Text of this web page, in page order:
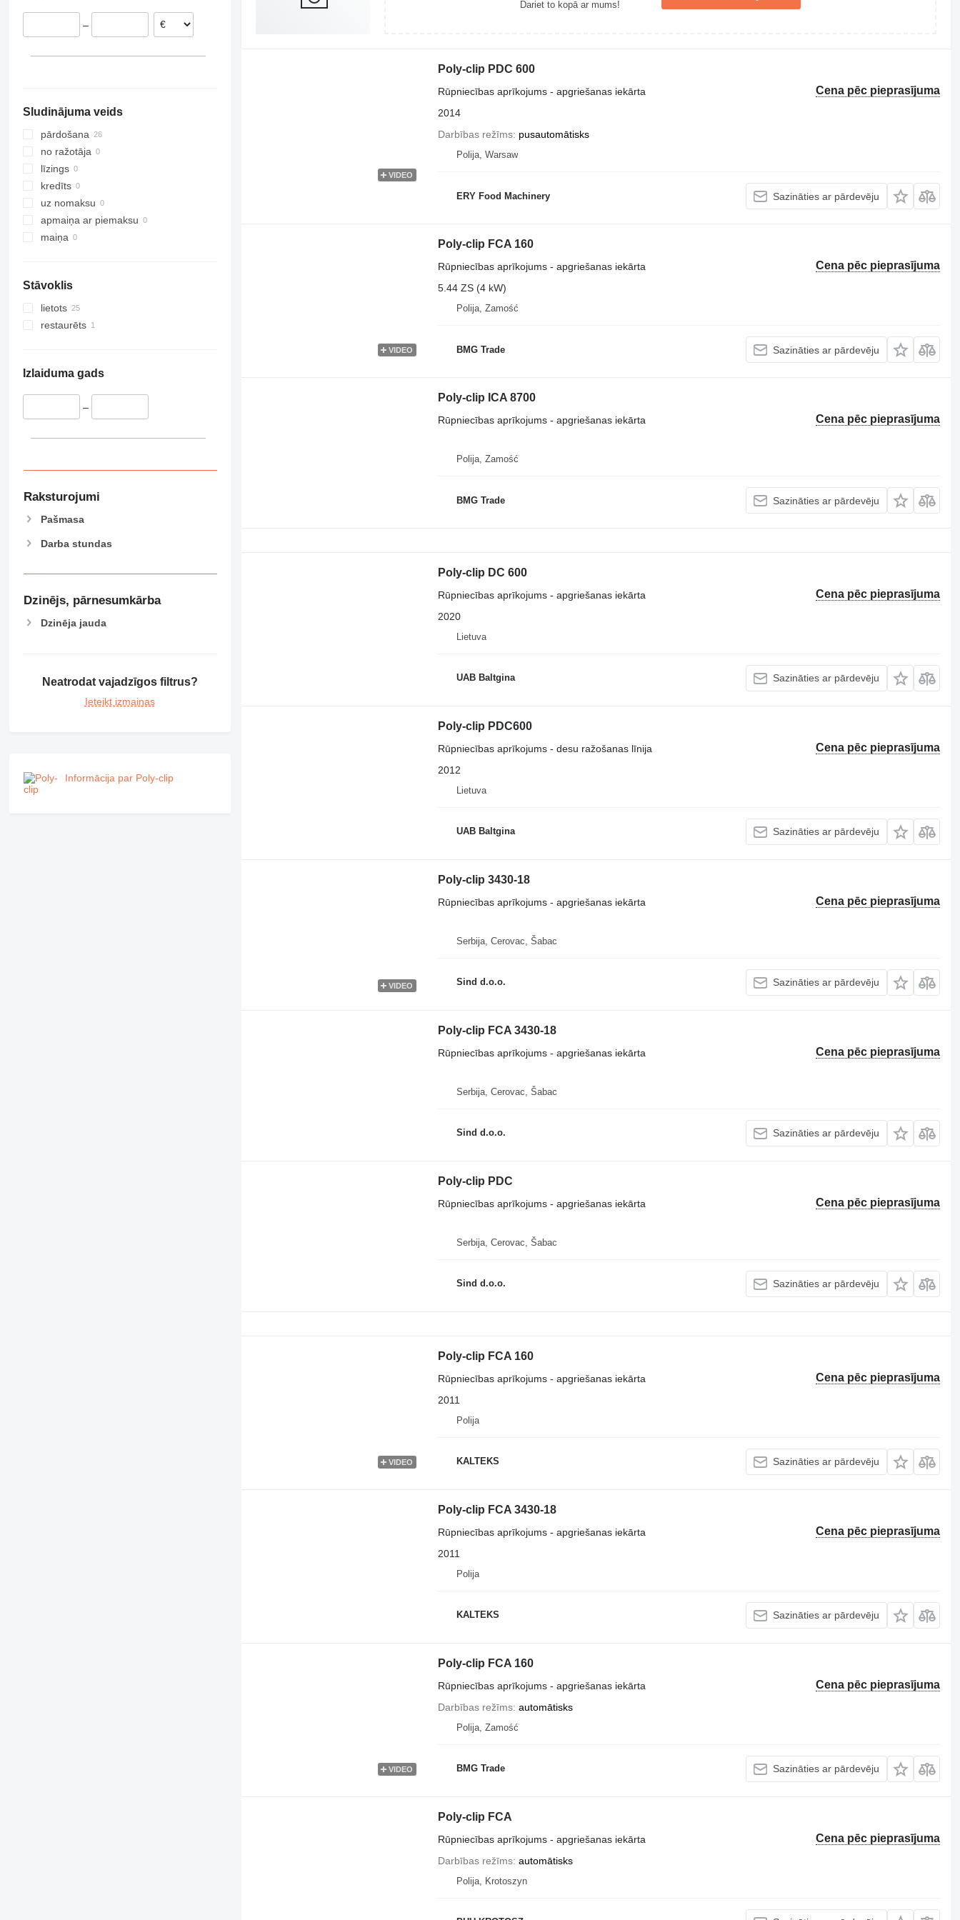
Nīderlande
Spānija
–
Sludinājuma veids
pārdošana
no ražotāja
līzings
kredīts
uz nomaksu
apmaiņa ar piemaksu
maiņa
Stāvoklis
lietots
restaurēts
Izlaiduma gads
–
Raksturojumi
Pašmasa
Darba stundas
Dzinējs, pārnesumkārba
Dzinēja jauda
Neatrodat vajadzīgos filtrus?
Ieteikt izmaiņas
Informācija par Poly-clip
Dariet to kopā ar mums!
VIDEO
Poly-clip PDC 600
Cena pēc pieprasījuma
Rūpniecības aprīkojums - apgriešanas iekārta
2014
Darbības režīms pusautomātisks
Polija, Warsaw
ERY Food Machinery Sazināties ar pārdevēju
VIDEO
Poly-clip FCA 160
Cena pēc pieprasījuma
Rūpniecības aprīkojums - apgriešanas iekārta
5.44 ZS (4 kW)
Polija, Zamość
BMG Trade Sazināties ar pārdevēju
Poly-clip ICA 8700
Cena pēc pieprasījuma
Rūpniecības aprīkojums - apgriešanas iekārta
Polija, Zamość
BMG Trade Sazināties ar pārdevēju
Poly-clip DC 600
Cena pēc pieprasījuma
Rūpniecības aprīkojums - apgriešanas iekārta
2020
Lietuva
UAB Baltgina Sazināties ar pārdevēju
Poly-clip PDC600
Cena pēc pieprasījuma
Rūpniecības aprīkojums - desu ražošanas līnija
2012
Lietuva
UAB Baltgina Sazināties ar pārdevēju
VIDEO
Poly-clip 3430-18
Cena pēc pieprasījuma
Rūpniecības aprīkojums - apgriešanas iekārta
Serbija, Cerovac, Šabac
Sind d.o.o. Sazināties ar pārdevēju
Poly-clip FCA 3430-18
Cena pēc pieprasījuma
Rūpniecības aprīkojums - apgriešanas iekārta
Serbija, Cerovac, Šabac
Sind d.o.o. Sazināties ar pārdevēju
Poly-clip PDC
Cena pēc pieprasījuma
Rūpniecības aprīkojums - apgriešanas iekārta
Serbija, Cerovac, Šabac
Sind d.o.o. Sazināties ar pārdevēju
VIDEO
Poly-clip FCA 160
Cena pēc pieprasījuma
Rūpniecības aprīkojums - apgriešanas iekārta
2011
Polija
KALTEKS Sazināties ar pārdevēju
Poly-clip FCA 3430-18
Cena pēc pieprasījuma
Rūpniecības aprīkojums - apgriešanas iekārta
2011
Polija
KALTEKS Sazināties ar pārdevēju
VIDEO
Poly-clip FCA 160
Cena pēc pieprasījuma
Rūpniecības aprīkojums - apgriešanas iekārta
Darbības režīms automātisks
Polija, Zamość
BMG Trade Sazināties ar pārdevēju
Poly-clip FCA
Cena pēc pieprasījuma
Rūpniecības aprīkojums - apgriešanas iekārta
Darbības režīms automātisks
Polija, Krotoszyn